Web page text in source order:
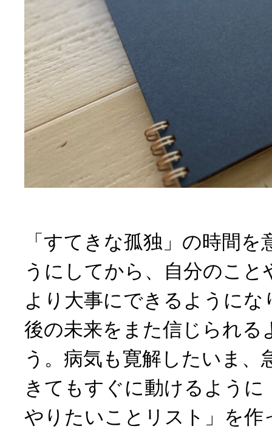
「すてきな孤独」の時間
うにしてから、自分のこと
より大事にできるようにな
後の未来をまた信じられる
う。病気も寛解したいま、
きてもすぐに動けるよう
やりたいことリスト」を作